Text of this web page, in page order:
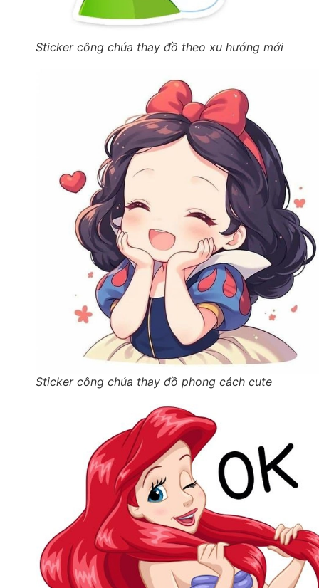
Sticker công chúa thay đồ theo xu hướng mới
Sticker công chúa thay đồ phong cách cute